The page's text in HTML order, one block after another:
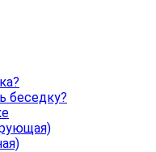
беседку?